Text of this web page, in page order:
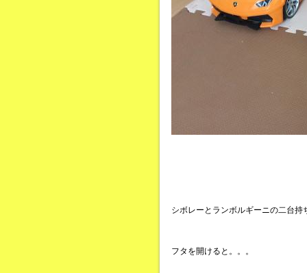
シボレーとランボルギーニの二台
フタを開けると。。。